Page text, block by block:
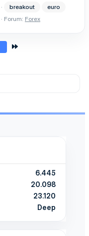
breakout
euro
Forum: Forex
6.445
20.098
23.120
Deep